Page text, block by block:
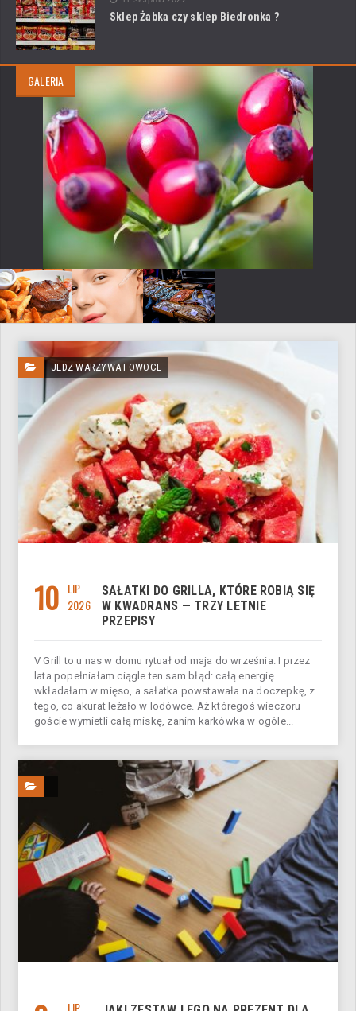
Sklep Żabka czy sklep Biedronka ?
GALERIA
JEDZ WARZYWA I OWOCE
10 LIP
2026
SAŁATKI DO GRILLA, KTÓRE ROBIĄ SIĘ
W KWADRANS — TRZY LETNIE
PRZEPISY
V Grill to u nas w domu rytuał od maja do września. I przez
lata popełniałam ciągle ten sam błąd: całą energię
wkładałam w mięso, a sałatka powstawała na doczepkę, z
tego, co akurat leżało w lodówce. Aż któregoś wieczoru
goście wymietli całą miskę, zanim karkówka w ogóle...